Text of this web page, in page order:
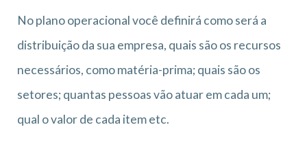
No plano operacional você definirá como será a
distribuição da sua empresa, quais são os recursos
necessários, como matéria-prima; quais são os
setores; quantas pessoas vão atuar em cada um;
qual o valor de cada item etc.